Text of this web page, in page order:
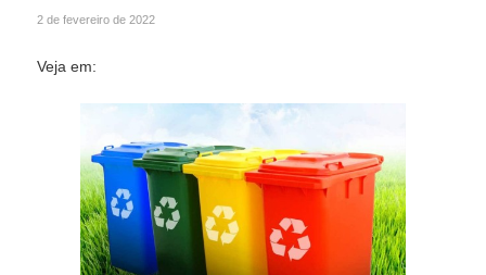
2 de fevereiro de 2022
Veja em: